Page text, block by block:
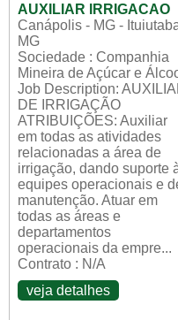
AUXILIAR IRRIGACAO
Canápolis - MG -
MG
Sociedade : Companhia
Mineira de Açúcar e
Job Description:
DE IRRIGAÇÃO
ATRIBUIÇÕES: Auxiliar
em todas as atividades
relacionadas a área de
irrigação, dando suporte
equipes operacionais e
manutenção. Atuar em
todas as áreas e
departamentos
operacionais da empre...
Contrato : N/A
veja detalhes